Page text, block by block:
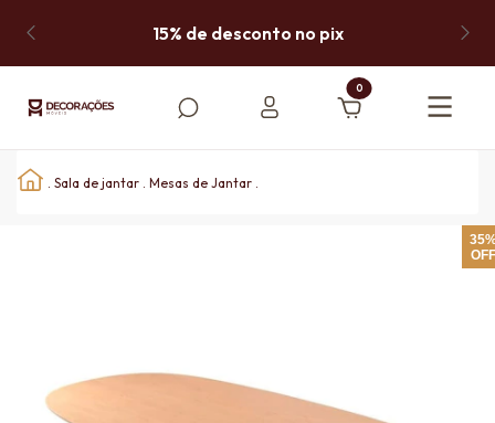
15% de desconto no pix
0
Sala de jantar Mesas de Jantar